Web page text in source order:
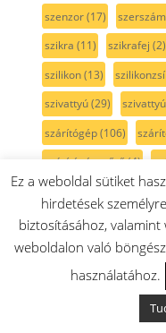
szenzor(17) szerszám
szikra (11) szikrafej (2)
szilikon(13)
szivattyú(29)
szárítógép(106)
szárítógépszűrő(4)
szénkefe pár(22)
Szíj(25) szíjfeszítő(3)
szívófej(92) szórófej
szögfúró(1)
szürke
Ez a weboldal sütiket
hirdetések
biztosításához,
weboldalon való
használatához.